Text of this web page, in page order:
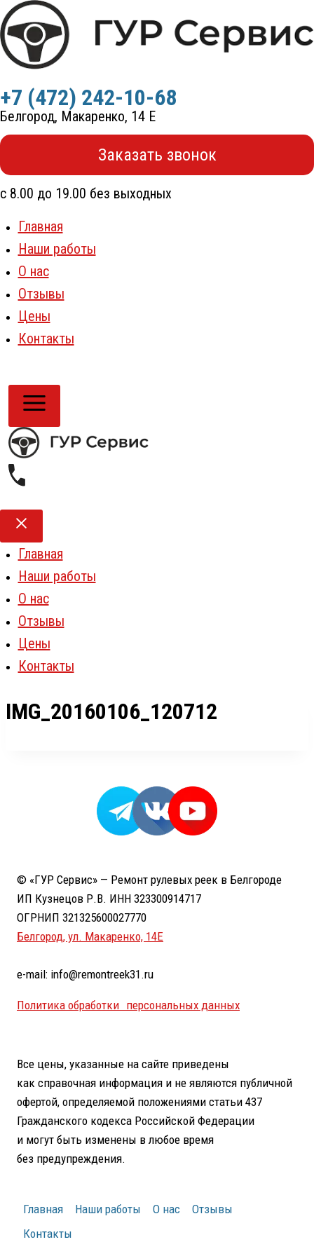
Перейти
к
содержимому
+7 (472) 242-10-68
Белгород, Макаренко, 14 Е
Заказать звонок
с 8.00 до 19.00 без выходных
Главная
Наши работы
О нас
Отзывы
Цены
Контакты
Главная
Наши работы
О нас
Отзывы
Цены
Контакты
IMG_20160106_120712
© «ГУР Сервис» — Ремонт рулевых реек в Белгороде
ИП Кузнецов Р.В. ИНН 323300914717
ОГРНИП 321325600027770
Белгород, ул. Макаренко, 14Е
e-mail: info@remontreek31.ru
Политика обработки персональных данных
Все цены, указанные на сайте приведены
как справочная информация и не являются публичной
офертой, определяемой положениями статьи 437
Гражданского кодекса Российской Федерации
и могут быть изменены в любое время
без предупреждения.
Главная Наши работы О нас
Отзывы
Контакты